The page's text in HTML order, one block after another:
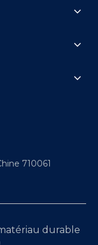
710061
durable